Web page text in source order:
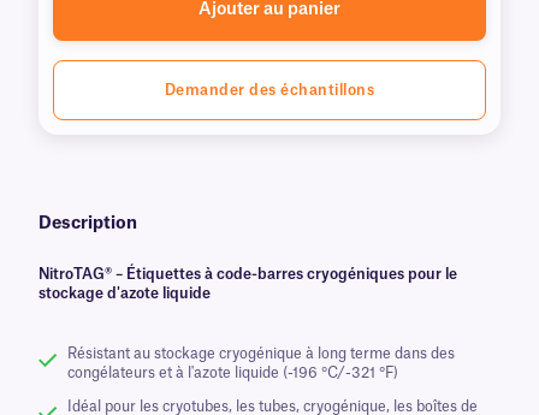
Ajouter au panier
Demander des échantillons
Description
NitroTAG® – Étiquettes à code-barres cryogéniques pour le
stockage d'azote liquide
Résistant au stockage cryogénique à long terme dans des
congélateurs et à l'azote liquide (-196 °C/-321 °F)
Idéal pour les cryotubes, les tubes, cryogénique, les boîtes de